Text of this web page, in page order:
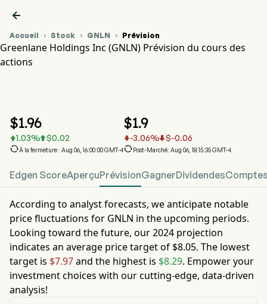

Accueil  Stock  GNLN  Prévision
Greenlane Holdings Inc (GNLN) Prévision du cours des
actions
$1.96
1.03% $0.02
À la fermeture : Aug 06, 16:00:00 GMT-4
$1.9
-3.06% $-0.06
Post-Marché: Aug 06, 18:15:35 GMT-4
Edgen ScoreAperçuPrévisionGagnerDividendes
According to analyst forecasts, we anticipate notable
price fluctuations for GNLN in the upcoming periods.
Looking toward the future, our2024 projection
indicates an average price target of $8.05. The lowest
target is $7.97and the highest is $8.29. Empower your
investment choices with our cutting-edge, data-driven
analysis!